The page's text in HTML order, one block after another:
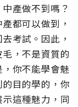
產做不到嗎？
都可以做到，
考試。因此，
，不是資質的
你不能學會魅
目的學的，你
這種魅力，同